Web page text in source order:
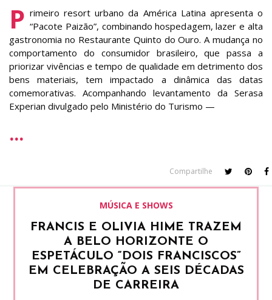
P rimeiro resort urbano da América Latina apresenta o
“Pacote Paizão”, combinando hospedagem, lazer e alta
gastronomia no Restaurante Quinto do Ouro. A mudança no
comportamento do consumidor brasileiro, que passa a
priorizar vivências e tempo de qualidade em detrimento dos
bens materiais, tem impactado a dinâmica das datas
comemorativas. Acompanhando levantamento da Serasa
Experian divulgado pelo Ministério do Turismo —
Compartilhe
MÚSICA E SHOWS
FRANCIS E OLIVIA HIME TRAZEM
A BELO HORIZONTE O
ESPETÁCULO “DOIS FRANCISCOS”
EM CELEBRAÇÃO A SEIS DÉCADAS
DE CARREIRA